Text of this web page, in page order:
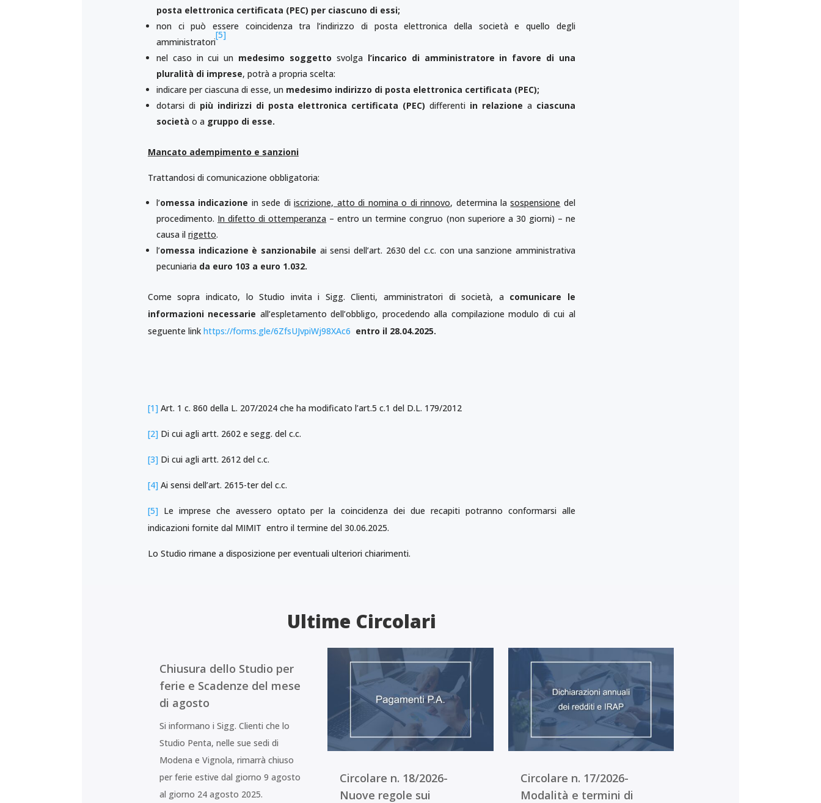
posta elettronica certificata (PEC) per ciascuno di essi;
non ci può essere coincidenza tra l’indirizzo di posta elettronica della società e quello degli
amministratori
[5]
nel caso in cui un medesimo soggetto svolga l’incarico di amministratore in favore di una
pluralità di imprese, potrà a propria scelta:
indicare per ciascuna di esse, un medesimo indirizzo di posta elettronica certificata (PEC);
dotarsi dipiù indirizzi di posta elettronica certificata (PEC)differenti in relazionea ciascuna
società o agruppo di esse.
Mancato adempimento e sanzioni
Trattandosi di comunicazione obbligatoria:
l’omessa indicazione in sede diiscrizione, atto di nomina o di rinnovo, determina lasospensione del
procedimento. In difetto di ottemperanza – entro un termine congruo (non superiore a 30 giorni) – ne
causa il rigetto.
l’omessa indicazione è sanzionabile ai sensi dell’art. 2630 del c.c. con una sanzione amministrativa
pecuniariada euro 103 a euro 1.032.
Come sopra indicato, lo Studio invita i Sigg. Clienti, amministratori di società, a comunicare le
informazioni necessarie all’espletamento dell’obbligo, procedendo alla compilazione modulo di cui al
seguente link https://forms.gle/6ZfsUJvpiWj98XAc6 entro il 28.04.2025.
[1] Art. 1 c. 860 della L. 207/2024 che ha modificato l’art.5 c.1 del D.L. 179/2012
[2] Di cui agli artt. 2602 e segg. del c.c.
[3] Di cui agli artt. 2612 del c.c.
[4] Ai sensi dell’art. 2615-ter del c.c.
[5] Le imprese che avessero optato per la coincidenza dei due recapiti potranno conformarsi alle
indicazioni fornite dal MIMIT entro il termine del 30.06.2025.
Lo Studio rimane a disposizione per eventuali ulteriori chiarimenti.
Ultime Circolari
Chiusura dello Studio per
ferie e Scadenze del mese
di agosto
Si informano i Sigg. Clienti che lo
Studio Penta, nelle sue sedi di
Modena e Vignola, rimarrà chiuso
per ferie estive dal giorno 9 agosto
al giorno 24 agosto 2025.
Circolare n. 18/2026-
Nuove regole sui
Circolare n. 17/2026-
Modalità e termini di